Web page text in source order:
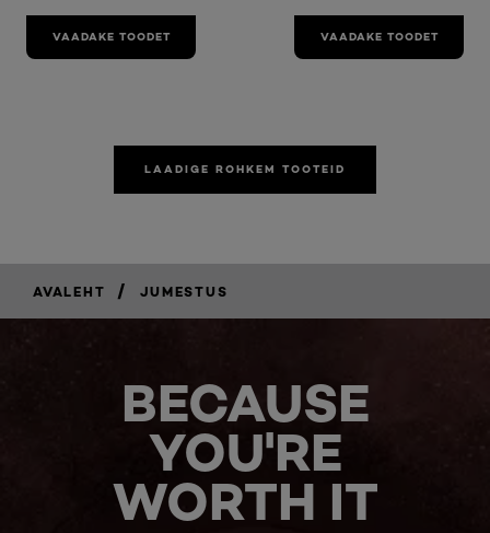
VAADAKE TOODET VAADAKE TOODET
LAADIGE ROHKEM TOOTEID
AVALEHT / JUMESTUS
BECAUSE
YOU'RE
WORTH IT